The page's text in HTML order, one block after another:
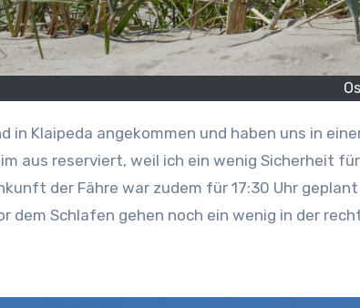
aus reserviert, weil ich ein wenig Sicherheit
der Fähre war zudem für 17:30 Uhr
dem Schlafen gehen noch ein wenig in der